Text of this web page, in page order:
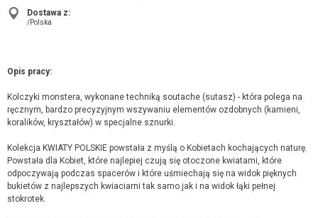
Dostawa z:
/Polska
Opis pracy:
Kolczyki monstera, wykonane techniką soutache (sutasz) - która polega na
ręcznym, bardzo precyzyjnym wszywaniu elementów ozdobnych (kamieni,
koralików, kryształów) w specjalne sznurki.
Kolekcja KWIATY POLSKIE powstała z myślą o Kobietach kochających naturę.
Powstała dla Kobiet, które najlepiej czują się otoczone kwiatami, które
odpoczywają podczas spacerów i które uśmiechają się na widok pięknych
bukietów z najlepszych kwiaciarni tak samo jak i na widok łąki pełnej
stokrotek.